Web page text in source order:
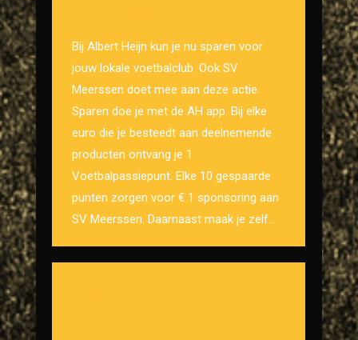
Bij Albert Heijn kun je nu sparen voor
jouw lokale voetbalclub. Ook SV
Meerssen doet mee aan deze actie.
Sparen doe je met de AH app. Bij elke
euro die je besteedt aan deelnemende
producten ontvang je 1
Voetbalpassiepunt. Elke 10 gespaarde
punten zorgen voor € 1 sponsoring aan
SV Meerssen. Daarnaast maak je zelf…